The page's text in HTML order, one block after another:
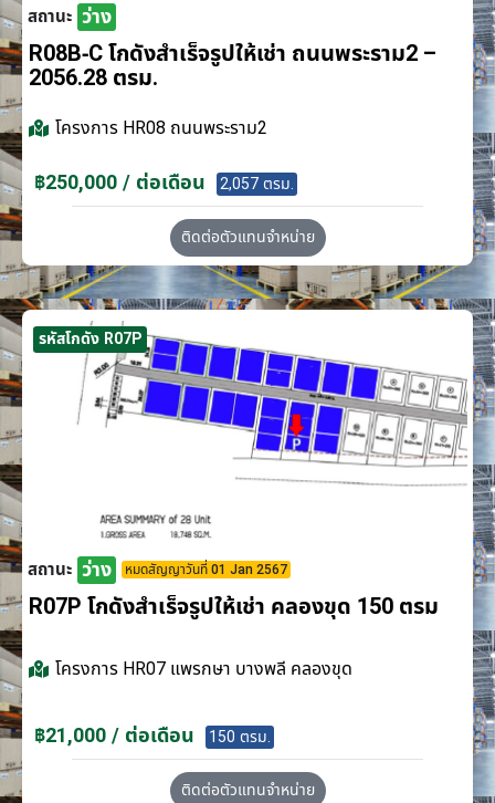
สถานะ ว่าง
R08B-C โกดังสำเร็จรูปให้เช่า ถนนพระราม2 –
2056.28 ตรม.
โครงการ HR08 ถนนพระราม2
฿250,000 / ต่อเดือน 2,057 ตรม.
ติดต่อตัวแทนจำหน่าย
รหัสโกดัง R07P
สถานะ ว่าง หมดสัญญาวันที่ 01 Jan 2567
R07P โกดังสำเร็จรูปให้เช่า คลองขุด 150 ตรม
โครงการ HR07 แพรกษา บางพลี คลองขุด
฿21,000 / ต่อเดือน 150 ตรม.
ติดต่อตัวแทนจำหน่าย